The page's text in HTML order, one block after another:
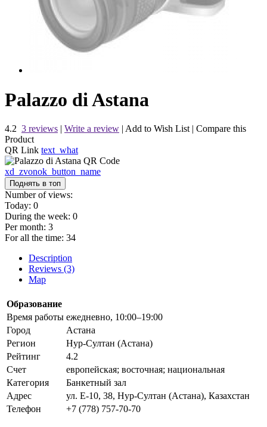
Palazzo di Astana
4.2 3 reviews | Write a review | Add to Wish List | Compare this
Product
QR Link text_what
xd_zvonok_button_name
Поднять в топ
Number of views:
Today: 0
During the week: 0
Per month: 3
For all the time: 34
Description
Reviews (3)
Map
Образование
Время работы ежедневно, 10:00–19:00
Город
Астана
Регион
Нур-Султан (Астана)
Рейтинг
4.2
Счет
европейская; восточная; национальная
Категория
Банкетный зал
Адрес
ул. Е-10, 38, Нур-Султан (Астана), Казахстан
Телефон
+7 (778) 757-70-70